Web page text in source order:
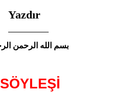
Yazdır
بسم الله الرحمن
SÖYLEŞİ